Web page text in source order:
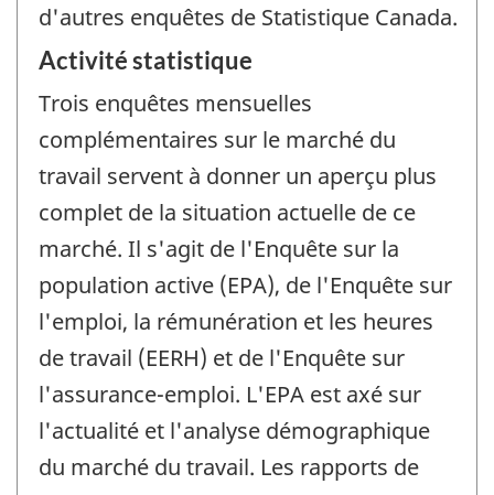
d'autres enquêtes de Statistique Canada.
Activité statistique
Trois enquêtes mensuelles
complémentaires sur le marché du
travail servent à donner un aperçu plus
complet de la situation actuelle de ce
marché. Il s'agit de l'Enquête sur la
population active (EPA), de l'Enquête sur
l'emploi, la rémunération et les heures
de travail (EERH) et de l'Enquête sur
l'assurance-emploi. L'EPA est axé sur
l'actualité et l'analyse démographique
du marché du travail. Les rapports de